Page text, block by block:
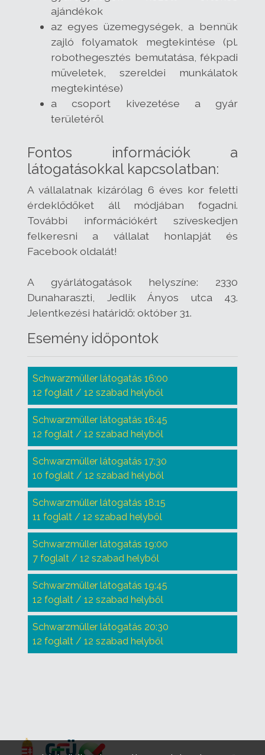
ajándékok
az egyes üzemegységek, a bennük
zajló folyamatok megtekintése (pl.
robothegesztés bemutatása, fékpadi
műveletek, szereldei munkálatok
megtekintése)
a csoport kivezetése a gyár
területéről
Fontos információk a
látogatásokkal kapcsolatban:
A vállalatnak kizárólag 6 éves kor feletti
érdeklődőket áll módjában fogadni.
További információkért szíveskedjen
felkeresni a vállalat honlapját és
Facebook oldalát!
A gyárlátogatások helyszíne: 2330
Dunaharaszti, Jedlik Ányos utca 43.
Jelentkezési határidő: október 31.
Esemény időpontok
Schwarzmüller látogatás 16:00
12 foglalt / 12 szabad helyből
Schwarzmüller látogatás 16:45
12 foglalt / 12 szabad helyből
Schwarzmüller látogatás 17:30
10 foglalt / 12 szabad helyből
Schwarzmüller látogatás 18:15
11 foglalt / 12 szabad helyből
Schwarzmüller látogatás 19:00
7 foglalt / 12 szabad helyből
Schwarzmüller látogatás 19:45
12 foglalt / 12 szabad helyből
Schwarzmüller látogatás 20:30
12 foglalt / 12 szabad helyből